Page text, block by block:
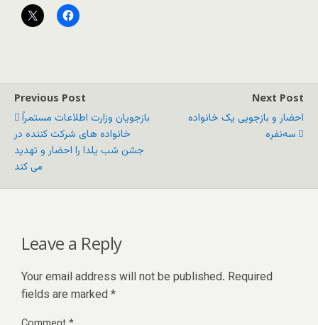
Previous Post
بازجویان وزارت اطلاعات مستمراً
خانواده های شرکت کننده در
جشن شب یلدا را احضار و تهدید
می کند
Next Post
احضار و بازجویی یک خانواده
سه‌نفره
Leave a Reply
Your email address will not be published. Required
fields are marked *